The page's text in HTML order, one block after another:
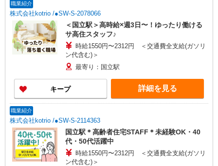
職業紹介
株式会社kotrio /●SW-S-2078066
＜国立駅＞高時給×週3日〜！ゆったり働ける
サ高住スタッフ♪
時給1550円〜2312円 ＜交通費全支給(ガソリ
ン代含む)＞
最寄り：国立駅
キープ 詳細を見る
職業紹介
株式会社kotrio /●SW-S-2114363
国立駅＊高齢者住宅STAFF＊未経験OK・40
代・50代活躍中
時給1550円〜2312円 ＜交通費全支給(ガソリ
ン代含む)＞